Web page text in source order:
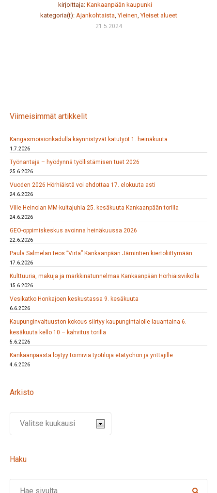
kirjoittaja: Kankaanpään kaupunki
kategoria(t): Ajankohtaista,Yleinen,Yleiset alueet
21.5.2024
Viimeisimmät artikkelit
Kangasmoisionkadulla käynnistyvät katutyöt 1. heinäkuuta
1.7.2026
Työnantaja – hyödynnä työllistämisen tuet 2026
25.6.2026
Vuoden 2026 Hörhiäistä voi ehdottaa 17. elokuuta asti
24.6.2026
Ville Heinolan MM-kultajuhla 25. kesäkuuta Kankaanpään torilla
24.6.2026
GEO-oppimiskeskus avoinna heinäkuussa 2026
22.6.2026
Paula Salmelan teos ”Virta” Kankaanpään Jämintien kiertoliittymään
17.6.2026
Kulttuuria, makuja ja markkinatunnelmaa Kankaanpään Hörhiäisviikolla
15.6.2026
Vesikatko Honkajoen keskustassa 9. kesäkuuta
6.6.2026
Kaupunginvaltuuston kokous siirtyy kaupungintalolle lauantaina 6.
kesäkuuta kello 10 – kahvitus torilla
5.6.2026
Kankaanpäästä löytyy toimivia työtiloja etätyöhön ja yrittäjille
4.6.2026
Arkisto
Haku